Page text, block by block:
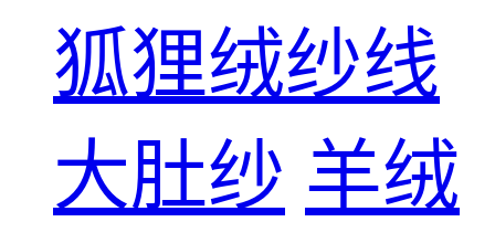
狐狸绒纱线
大肚纱 羊绒